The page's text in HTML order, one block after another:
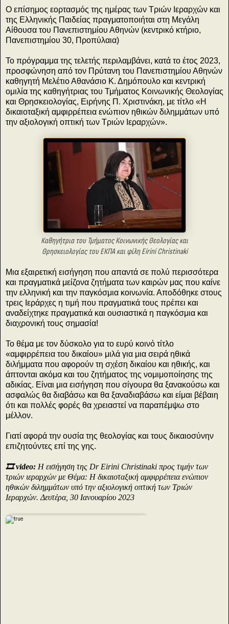
Ο επίσημος εορτασμός της ημέρας των Τριών Ιεραρχών και
της Ελληνικής Παιδείας πραγματοποιήται στη Μεγάλη
Αίθουσα του Πανεπιστημίου Αθηνών (κεντρικό κτήριο,
Πανεπιστημίου 30, Προπύλαια)
Το πρόγραμμα της τελετής περιλαμβάνει, κατά το έτος 2023,
προσφώνηση από τον Πρύτανη του Πανεπιστημίου Αθηνών
καθηγητή Μελέτιο Αθανάσιο Κ. Δημόπουλο και κεντρική
ομιλία της καθηγήτριας του Τμήματος Κοινωνικής Θεολογίας
και Θρησκειολογίας, Ειρήνης Π. Χριστινάκη, με τίτλο «Η
δικαιοταξική αμφιρρέπεια ενώπιον ηθικών διλημμάτων υπό
την αξιολογική οπτική των Τριών Ιεραρχών».
Καθηγήτρια του Τμήματος Κοινωνικής Θεολογίας και
Θρησκειολογίας του ΕΚΠΑ και φίλη Eirini Christinaki
Μια εξαιρετική εισήγηση που απαντά σε πολύ περισσότερα
και πραγματικά μείζονα ζητήματα των καιρών μας που καίνε
την ελληνική και την παγκόσμια κοινωνία. Αποδόθηκε στους
τρεις Ιεράρχες η τιμή που πραγματικά τους πρέπει και
αναδείχτηκε πραγματικά και ουσιαστικά η παγκόσμια και
διαχρονική τους σημασία!
Το θέμα με τον δύσκολο για το ευρύ κοινό τίτλο
«αμφιρρέπεια του δικαίου» μιλά για μια σειρά ηθικά
διλήμματα που αφορούν τη σχέση δικαίου και ηθικής, και
άπτονται ακόμα και του ζητήματος της νομιμοποίησης της
αδικίας. Είναι μια εισήγηση που σίγουρα θα ξανακούσω και
ασφαλώς θα διαβάσω και θα ξαναδιαβάσω και είμαι βέβαιη
ότι και πολλές φορές θα χρειαστεί να παραπέμψω στο
μέλλον.
Γιατί αφορά την ουσία της θεολογίας και τους δικαιοσύνην
επιζητούντες επί της γης.
🎞️ video: Η εισήγηση της Dr Eirini Christinaki προς τιμήν των
τριών ιεραρχών με Θέμα: Η δικαιοταξική αμφιρρέπεια ενώπιον
ηθικών διλημμάτων υπό την αξιολογική οπτική των Τριών
Ιεραρχών. Δευτέρα, 30 Ιανουαρίου 2023